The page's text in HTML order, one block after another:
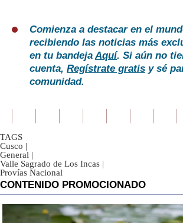
Comienza a destacar en el
recibiendo las noticias más
en tu bandejaAquí. Si aún no
cuenta, Regístrate gratis y sé
comunidad.
TAGS
Cusco |
General |
Valle Sagrado de Los Incas |
Provías Nacional